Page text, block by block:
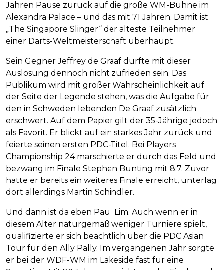
Jahren Pause zurück auf die große WM-Bühne im
Alexandra Palace – und das mit 71 Jahren. Damit ist
„The Singapore Slinger“ der älteste Teilnehmer
einer Darts-Weltmeisterschaft überhaupt.
Sein Gegner Jeffrey de Graaf dürfte mit dieser
Auslosung dennoch nicht zufrieden sein. Das
Publikum wird mit großer Wahrscheinlichkeit auf
der Seite der Legende stehen, was die Aufgabe für
den in Schweden lebenden De Graaf zusätzlich
erschwert. Auf dem Papier gilt der 35-Jährige jedoch
als Favorit. Er blickt auf ein starkes Jahr zurück und
feierte seinen ersten PDC-Titel. Bei Players
Championship 24 marschierte er durch das Feld und
bezwang im Finale Stephen Bunting mit 8:7. Zuvor
hatte er bereits ein weiteres Finale erreicht, unterlag
dort allerdings Martin Schindler.
Und dann ist da eben Paul Lim. Auch wenn er in
diesem Alter naturgemäß weniger Turniere spielt,
qualifizierte er sich beachtlich über die PDC Asian
Tour für den Ally Pally. Im vergangenen Jahr sorgte
er bei der WDF-WM im Lakeside fast für eine